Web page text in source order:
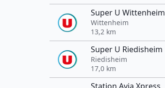
Super U Wittenheim
Wittenheim
13,2 km
Super U Riedisheim
Riedisheim
17,0 km